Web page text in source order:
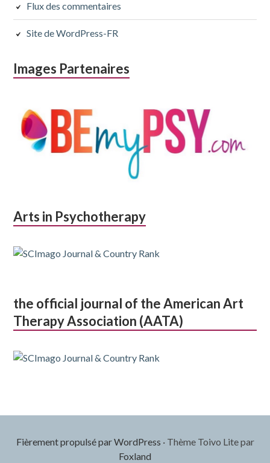
Flux des commentaires
Site de WordPress-FR
Images Partenaires
Arts in Psychotherapy
the official journal of the American Art
Therapy Association (AATA)
Fièrement propulsé par WordPress ·Thème Toivo Lite par
Foxland